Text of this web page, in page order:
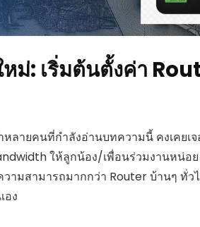
: เริ่มต้นตั้งค่า
ลายคนที่กำลังอ่านบทความนี้ คงเคยเ
ให้ลูกน้อง/เพื่อนร่วมงานหน่อย
มสามารถมากกว่า Router บ้านๆ ทั่ว
อง